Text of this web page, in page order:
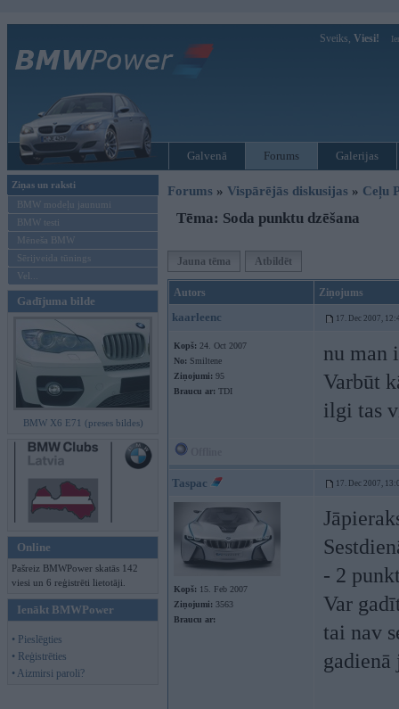
Sveiks, Viesi!
Galvenā Forums Galerijas
Ziņas un raksti
BMW modeļu jaunumi
BMW testi
Mēneša BMW
Sērijveida tūnings
Vel...
Gadījuma bilde
BMW X6 E71 (preses bildes)
Online
Pašreiz BMWPower skatās 142
viesi un 6 reģistrēti lietotāji.
Ienākt BMWPower
• Pieslēgties
• Reģistrēties
• Aizmirsi paroli?
Forums » Vispārējās diskusijas » Ceļu
Tēma: Soda punktu dzēšana
Jauna tēma Atbildēt
Autors Ziņojums
kaarleenc 17. Dec 2007,
Kopš: 24. Oct 2007
No: Smiltene
Ziņojumi: 95
Braucu ar: TDI
nu man
Varbūt
ilgi tas
Taspac 17. Dec 2007,
Kopš: 15. Feb 2007
Ziņojumi: 3563
Braucu ar:
- 2
Var
tai nav
gadienā